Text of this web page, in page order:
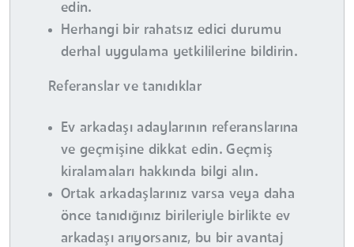
edin.
Herhangi bir rahatsız edici durumu
derhal uygulama yetkililerine bildirin.
Referanslar ve tanıdıklar
Ev arkadaşı adaylarının referanslarına
ve geçmişine dikkat edin. Geçmiş
kiralamaları hakkında bilgi alın.
Ortak arkadaşlarınız varsa veya daha
önce tanıdığınız birileriyle birlikte ev
arkadaşı arıyorsanız, bu bir avantaj